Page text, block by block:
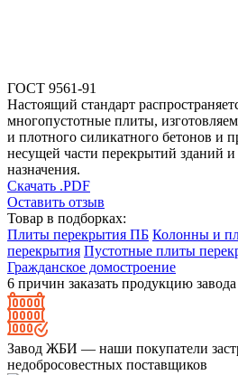
ГОСТ 9561-91
Настоящий стандарт
многопустотные плиты,
и плотного силикатного бетонов и
несущей части перекрытий зданий
назначения.
Скачать .PDF
Оставить отзыв
Товар в подборках:
Плиты перекрытия ПБ Колонны и
перекрытия Пустотные плиты
Гражданское домостроение
6 причин заказать продукцию
Завод ЖБИ — наши покупатели
недобросовестных поставщиков